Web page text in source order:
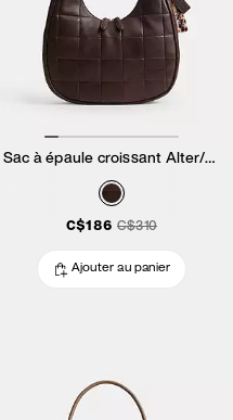
Sac à épaule croissant Alter/Ego
C$186 C$310
Ajouter au panier